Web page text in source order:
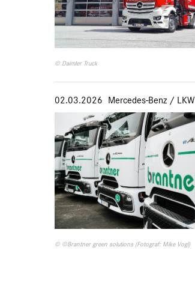
© Daimler Truck
02.03.2026 Mercedes-Benz / LKW
© ©Brantner green solutions (Fotograf: Mike Vogl)